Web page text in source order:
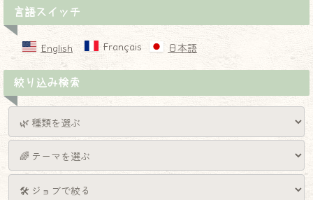
言語スイッチ
English Français 日本語
絞り込み検索